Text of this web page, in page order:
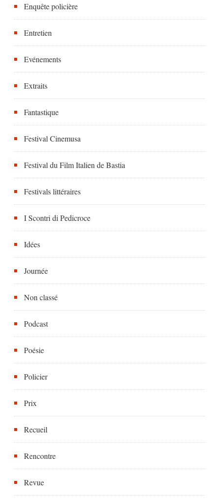
Enquête policière
Entretien
Evénements
Extraits
Fantastique
Festival Cinemusa
Festival du Film Italien de Bastia
Festivals littéraires
I Scontri di Pedicroce
Idées
Journée
Non classé
Podcast
Poésie
Policier
Prix
Recueil
Rencontre
Revue